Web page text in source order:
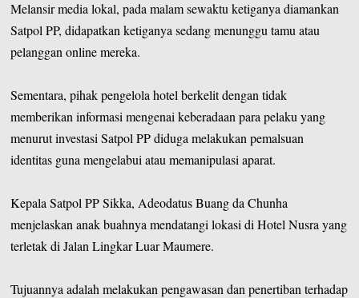
Melansir media lokal, pada malam sewaktu ketiganya diamankan
Satpol PP, didapatkan ketiganya sedang menunggu tamu atau
pelanggan online mereka.
Sementara, pihak pengelola hotel berkelit dengan tidak
memberikan informasi mengenai keberadaan para pelaku yang
menurut investasi Satpol PP diduga melakukan pemalsuan
identitas guna mengelabui atau memanipulasi aparat.
Kepala Satpol PP Sikka, Adeodatus Buang da Chunha
menjelaskan anak buahnya mendatangi lokasi di Hotel Nusra yang
terletak di Jalan Lingkar Luar Maumere.
Tujuannya adalah melakukan pengawasan dan penertiban terhadap